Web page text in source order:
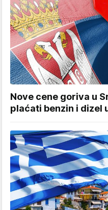
Nove cene goriva u
plaćati benzin i dizel